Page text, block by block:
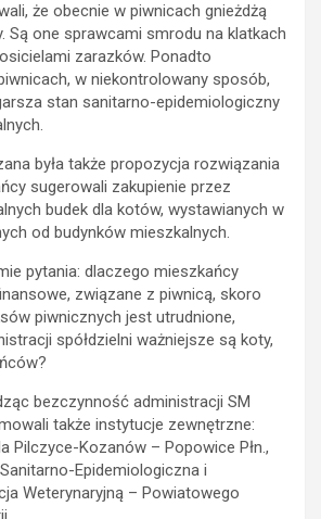
że obecnie w piwnicach gnieżdżą
Są one sprawcami smrodu na klatkach
zarazków. Ponadto
w niekontrolowany sposób,
stan sanitarno-epidemiologiczny
była także propozycja rozwiązania
sugerowali zakupienie przez
budek dla kotów, wystawianych w
od budynków mieszkalnych.
pytania: dlaczego mieszkańcy
związane z piwnicą, skoro
piwnicznych jest utrudnione,
spółdzielni ważniejsze są koty,
bezczynność administracji SM
także instytucje zewnętrzne:
Pilczyce-Kozanów – Popowice Płn.,
Epidemiologiczna i
Weterynaryjną – Powiatowego